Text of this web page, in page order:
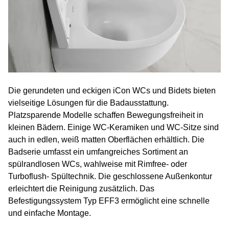
Die gerundeten und eckigen iCon WCs und Bidets bieten
vielseitige Lösungen für die Badausstattung.
Platzsparende Modelle schaffen Bewegungsfreiheit in
kleinen Bädern. Einige WC-Keramiken und WC-Sitze sind
auch in edlen, weiß matten Oberflächen erhältlich. Die
Badserie umfasst ein umfangreiches Sortiment an
spülrandlosen WCs, wahlweise mit Rimfree- oder
Turboflush- Spültechnik. Die geschlossene Außenkontur
erleichtert die Reinigung zusätzlich. Das
Befestigungssystem Typ EFF3 ermöglicht eine schnelle
und einfache Montage.